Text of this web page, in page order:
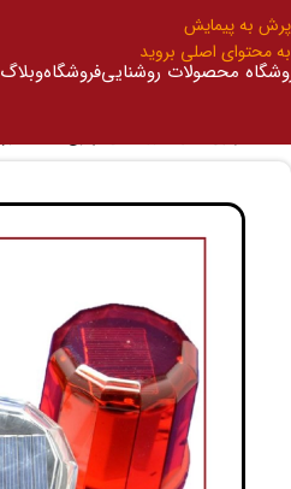
پرش به پیمایش
به محتوای اصلی بروید
محصولات روشناییفروشگاهوبلاگ